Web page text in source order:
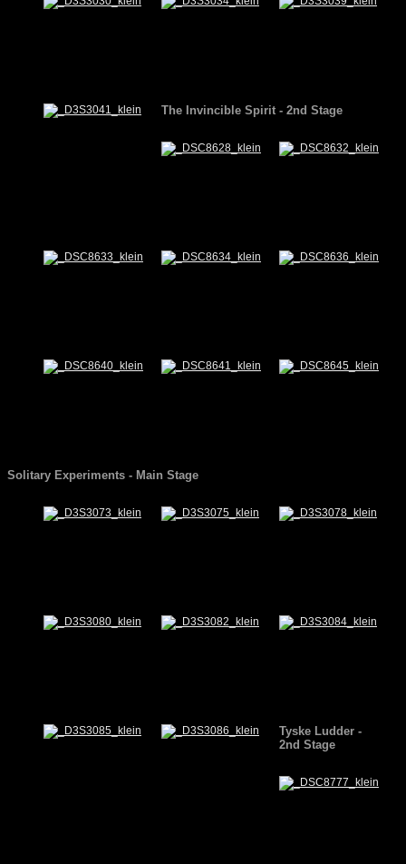
The Invincible Spirit - 2nd Stage
Solitary Experiments - Main Stage
Tyske Ludder -
2nd Stage